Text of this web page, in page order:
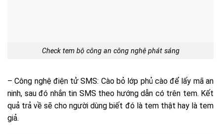
Check tem bộ công an công nghệ phát sáng
– Công nghệ điện tử SMS: Cào bỏ lớp phủ cào để lấy mã an
ninh, sau đó nhắn tin SMS theo hướng dẫn có trên tem. Kết
quả trả về sẽ cho người dùng biết đó là tem thật hay là tem
giả.